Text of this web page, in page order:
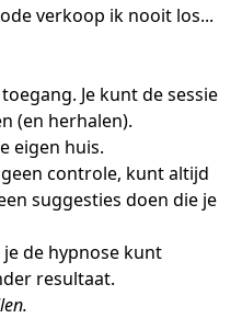
verkoop ik nooit los...
Je kunt de sessie
(en herhalen).
eigen huis.
controle, kunt altijd
suggesties doen die je
de hypnose kunt
resultaat.